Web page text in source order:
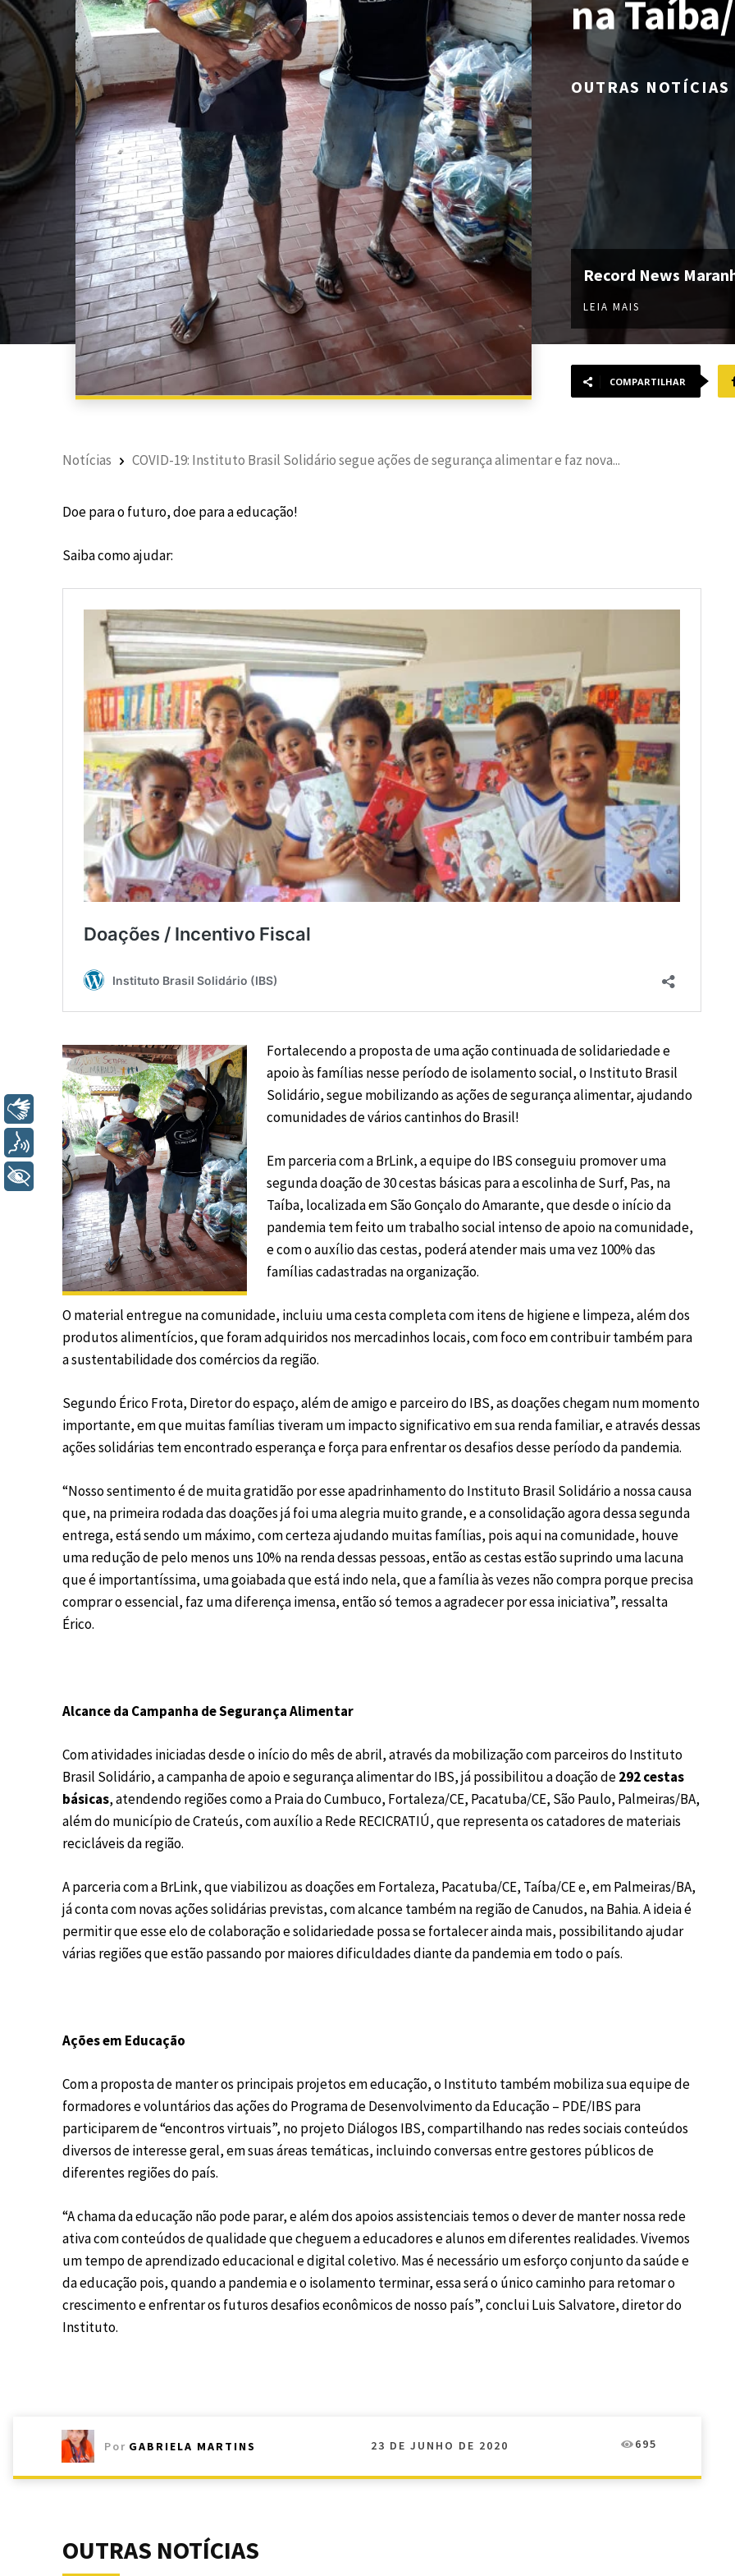
na
OUTRAS NOTÍCIAS
Record News
LEIA MAIS
COMPARTILHAR
Notícias COVID-19: Instituto Brasil Solidário segue ações de segurança alimentar e faz nova...
Doe para o futuro, doe para a educação!
Saiba como ajudar:
Fortalecendo a proposta de uma ação continuada de solidariedade e
apoio às famílias nesse período de isolamento social, o Instituto Brasil
Solidário, segue mobilizando as ações de segurança alimentar, ajudando
comunidades de vários cantinhos do Brasil!
Em parceria com a BrLink, a equipe do IBS conseguiu promover uma
segunda doação de 30 cestas básicas para a escolinha de Surf, Pas, na
Taíba, localizada em São Gonçalo do Amarante, que desde o início da
pandemia tem feito um trabalho social intenso de apoio na comunidade,
e com o auxílio das cestas, poderá atender mais uma vez 100% das
famílias cadastradas na organização.
O material entregue na comunidade, incluiu uma cesta completa com itens de higiene e limpeza, além dos
produtos alimentícios, que foram adquiridos nos mercadinhos locais, com foco em contribuir também para
a sustentabilidade dos comércios da região.
Segundo Érico Frota, Diretor do espaço, além de amigo e parceiro do IBS, as doações chegam num momento
importante, em que muitas famílias tiveram um impacto significativo em sua renda familiar, e através dessas
ações solidárias tem encontrado esperança e força para enfrentar os desafios desse período da pandemia.
“Nosso sentimento é de muita gratidão por esse apadrinhamento do Instituto Brasil Solidário a nossa causa
que, na primeira rodada das doações já foi uma alegria muito grande, e a consolidação agora dessa segunda
entrega, está sendo um máximo, com certeza ajudando muitas famílias, pois aqui na comunidade, houve
uma redução de pelo menos uns 10% na renda dessas pessoas, então as cestas estão suprindo uma lacuna
que é importantíssima, uma goiabada que está indo nela, que a família às vezes não compra porque precisa
comprar o essencial, faz uma diferença imensa, então só temos a agradecer por essa iniciativa”, ressalta
Érico.
Alcance da Campanha de Segurança Alimentar
Com atividades iniciadas desde o início do mês de abril, através da mobilização com parceiros do Instituto
Brasil Solidário, a campanha de apoio e segurança alimentar do IBS, já possibilitou a doação de292 cestas
básicas, atendendo regiões como a Praia do Cumbuco, Fortaleza/CE, Pacatuba/CE, São Paulo, Palmeiras/BA,
além do município de Crateús, com auxílio a Rede RECICRATIÚ, que representa os catadores de materiais
recicláveis da região.
A parceria com a BrLink, que viabilizou as doações em Fortaleza, Pacatuba/CE, Taíba/CE e, em Palmeiras/BA,
já conta com novas ações solidárias previstas, com alcance também na região de Canudos, na Bahia. A ideia é
permitir que esse elo de colaboração e solidariedade possa se fortalecer ainda mais, possibilitando ajudar
várias regiões que estão passando por maiores dificuldades diante da pandemia em todo o país.
Ações em Educação
Com a proposta de manter os principais projetos em educação, o Instituto também mobiliza sua equipe de
formadores e voluntários das ações do Programa de Desenvolvimento da Educação – PDE/IBS para
participarem de “encontros virtuais”, no projeto Diálogos IBS, compartilhando nas redes sociais conteúdos
diversos de interesse geral, em suas áreas temáticas, incluindo conversas entre gestores públicos de
diferentes regiões do país.
“A chama da educação não pode parar, e além dos apoios assistenciais temos o dever de manter nossa rede
ativa com conteúdos de qualidade que cheguem a educadores e alunos em diferentes realidades. Vivemos
um tempo de aprendizado educacional e digital coletivo. Mas é necessário um esforço conjunto da saúde e
da educação pois, quando a pandemia e o isolamento terminar, essa será o único caminho para retomar o
crescimento e enfrentar os futuros desafios econômicos de nosso país”, conclui Luis Salvatore, diretor do
Instituto.
Por GABRIELA MARTINS 23 DE JUNHO DE 2020 695
OUTRAS NOTÍCIAS
Libras
Voz
+ Acessibilidade